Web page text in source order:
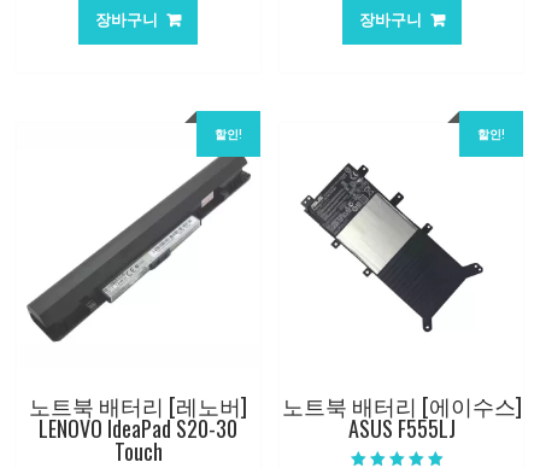
가
격:
장바구니
가
격:
장바구니
할인!
노트북 배터리 [레노버]
LENOVO IdeaPad S20-30
Touch
할인!
노트북 배터리 [에이수스]
ASUS F555LJ